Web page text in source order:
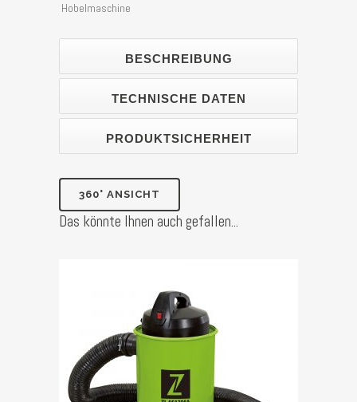
Stück
Hobelmaschine
BESCHREIBUNG
TECHNISCHE DATEN
PRODUKTSICHERHEIT
360° ANSICHT
Das könnte Ihnen auch gefallen...